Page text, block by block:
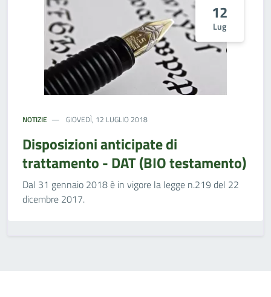
12
Lug
NOTIZIE GIOVEDÌ, 12 LUGLIO 2018
Disposizioni anticipate di
trattamento - DAT (BIO testamento)
Dal 31 gennaio 2018 è in vigore la legge n.219 del 22
dicembre 2017.